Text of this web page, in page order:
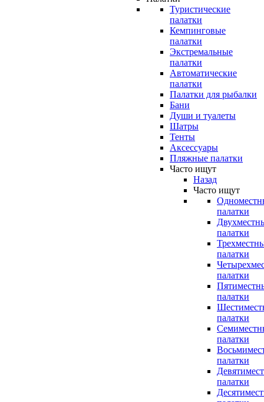
Туристические
палатки
Кемпинговые
палатки
Экстремальные
палатки
Автоматические
палатки
Палатки для рыбалки
Бани
Души и туалеты
Шатры
Тенты
Аксессуары
Пляжные палатки
Часто ищут
Назад
Часто ищут
палатки
палатки
палатки
палатки
палатки
палатки
палатки
палатки
палатки